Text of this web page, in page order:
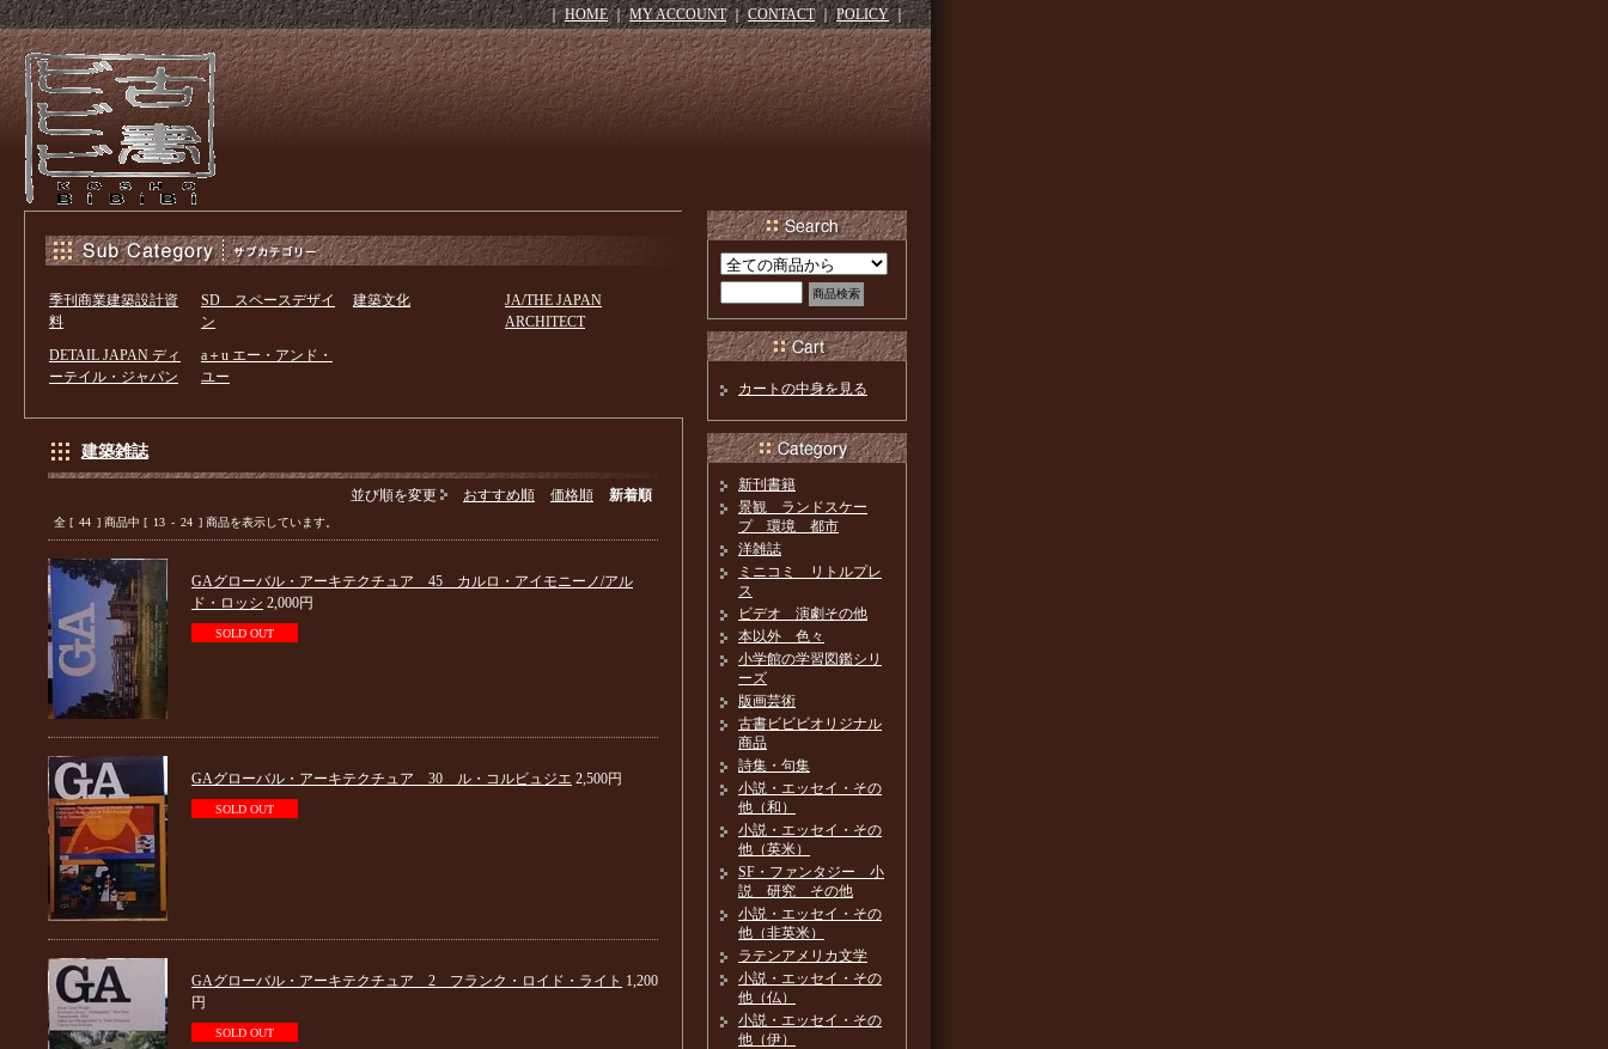
｜HOME｜MY ACCOUNT｜CONTACT｜POLICY｜
季刊商業建築設計資
料
SD スペースデザイ
ン
建築文化
JA/THE JAPAN
ARCHITECT
DETAIL JAPAN ディ
ーテイル・ジャパン
a＋u エー・アンド・
ユー
建築雑誌
並び順を変更 おすすめ順 価格順 新着順
全 [ 44 ] 商品中 [ 13 - 24 ] 商品を表示しています。
GAグローバル・アーキテクチュア 45 カルロ・アイモニーノ/アル
ド・ロッシ 2,000円
SOLD OUT
GAグローバル・アーキテクチュア 30 ル・コルビュジエ 2,500円
SOLD OUT
GAグローバル・アーキテクチュア 2 フランク・ロイド・ライト 1,200
円
SOLD OUT
カートの中身を見る
新刊書籍
景観 ランドスケー
プ 環境 都市
洋雑誌
ミニコミ リトルプレ
ス
ビデオ 演劇その他
本以外 色々
小学館の学習図鑑シリ
ーズ
版画芸術
古書ビビビオリジナル
商品
詩集・句集
小説・エッセイ・その
他（和）
小説・エッセイ・その
他（英米）
SF・ファンタジー 小
説 研究 その他
小説・エッセイ・その
他（非英米）
ラテンアメリカ文学
小説・エッセイ・その
他（仏）
小説・エッセイ・その
他（伊）